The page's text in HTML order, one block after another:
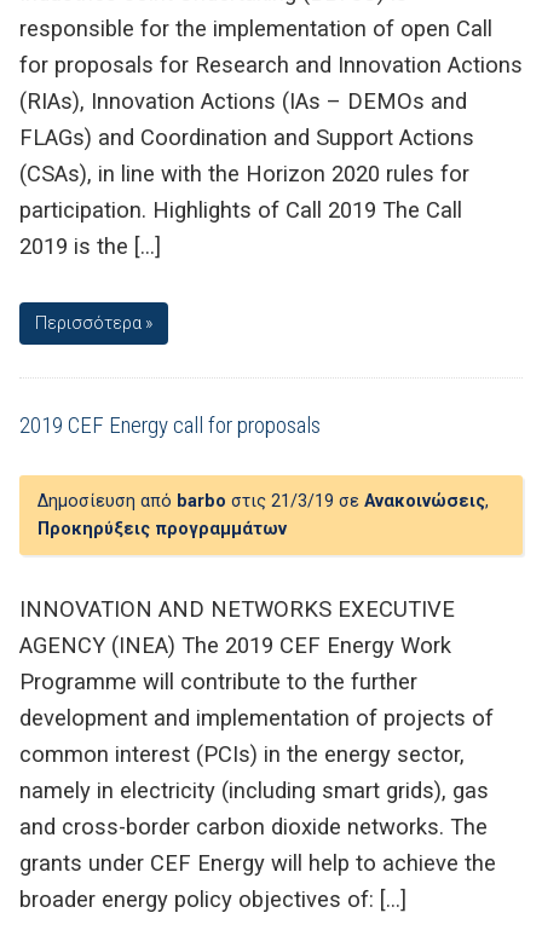
responsible for the implementation of open Call
for proposals for Research and Innovation Actions
(RIAs), Innovation Actions (IAs – DEMOs and
FLAGs) and Coordination and Support Actions
(CSAs), in line with the Horizon 2020 rules for
participation. Highlights of Call 2019 The Call
2019 is the […]
Περισσότερα »
2019 CEF Energy call for proposals
Δημοσίευση από barbo στις 21/3/19 σε Ανακοινώσεις,
Προκηρύξεις προγραμμάτων
INNOVATION AND NETWORKS EXECUTIVE
AGENCY (INEA) The 2019 CEF Energy Work
Programme will contribute to the further
development and implementation of projects of
common interest (PCIs) in the energy sector,
namely in electricity (including smart grids), gas
and cross-border carbon dioxide networks. The
grants under CEF Energy will help to achieve the
broader energy policy objectives of: […]